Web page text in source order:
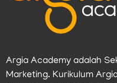
Argia Academy adalah
Marketing. Kurikulum